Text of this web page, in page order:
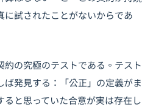
に試されたことがないからであ
の究極のテストである。テスト
ば発見する：「公正」の定義がま
ると思っていた合意が実は存在し